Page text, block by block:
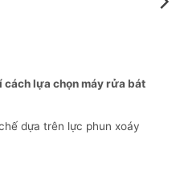
cách lựa chọn máy rửa bát
dựa trên lực phun xoáy